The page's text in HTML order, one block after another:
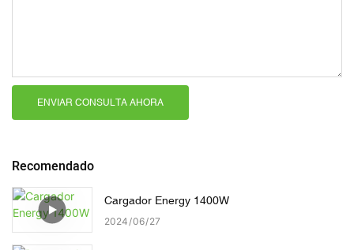
ENVIAR CONSULTA AHORA
Recomendado
Cargador Energy 1400W
2024 06 27